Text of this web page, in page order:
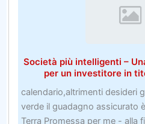
Società più intelligenti –
per un investitore in
calendario,altrimenti desideri
verde il guadagno assicurato
Terra Promessa per me - alla